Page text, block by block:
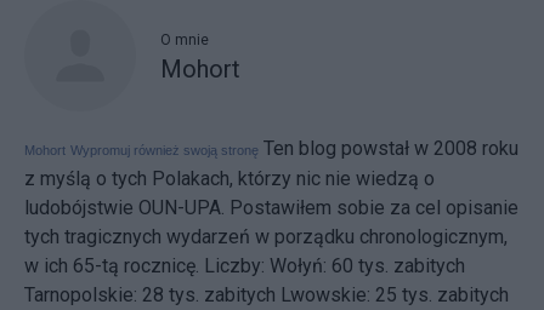
O mnie
Mohort
Mohort Wypromuj również swoją stronę Ten blog powstał w 2008 roku
z myślą o tych Polakach, którzy nic nie wiedzą o
ludobójstwie OUN-UPA. Postawiłem sobie za cel opisanie
tych tragicznych wydarzeń w porządku chronologicznym,
w ich 65-tą rocznicę. Liczby: Wołyń: 60 tys. zabitych
Tarnopolskie: 28 tys. zabitych Lwowskie: 25 tys. zabitych